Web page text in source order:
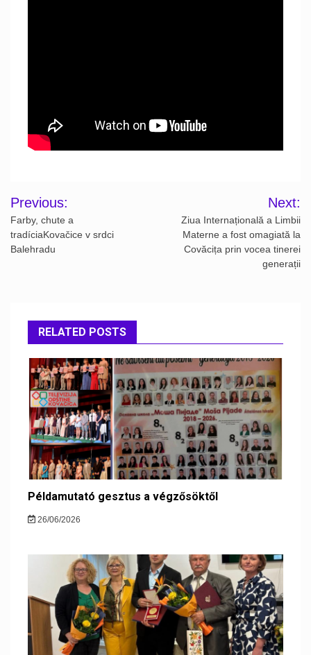
Post
navigation
Previous:
Farby, chute a
tradíciaKovačice v srdci
Balehradu
Next:
Ziua Internațională a Limbii
Materne a fost omagiată la
Covăcița prin vocea tinerei
generații
RELATED POSTS
Példamutató gesztus a végzősöktől
26/06/2026